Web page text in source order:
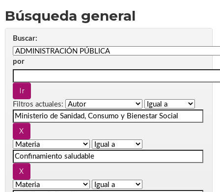
Búsqueda general
Buscar:
por
Filtros actuales: